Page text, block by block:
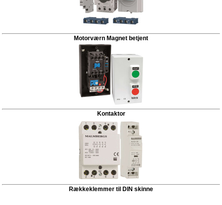
Motorværn Magnet betjent
Kontaktor
Rækkeklemmer til DIN skinne